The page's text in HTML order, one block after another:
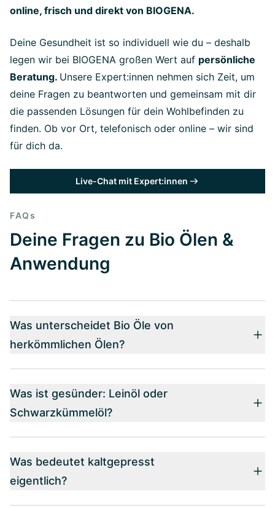
online, frisch und direkt von BIOGENA.
Deine Gesundheit ist so individuell wie du – deshalb
legen wir bei BIOGENA großen Wert auf persönliche
Beratung. Unsere Expert:innen nehmen sich Zeit, um
deine Fragen zu beantworten und gemeinsam mit dir
die passenden Lösungen für dein Wohlbefinden zu
finden. Ob vor Ort, telefonisch oder online – wir sind
für dich da.
Live-Chat mit Expert:innen
FAQs
Deine Fragen zu Bio Ölen &
Anwendung
Was unterscheidet Bio Öle von
herkömmlichen Ölen?
Was ist gesünder: Leinöl oder
Schwarzkümmelöl?
Was bedeutet kaltgepresst
eigentlich?